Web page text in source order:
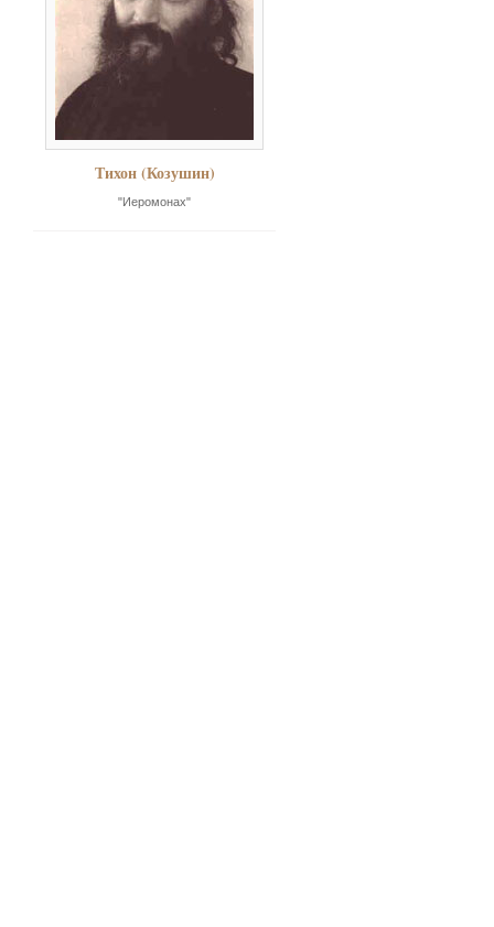
Тихон (Козушин)
"Иеромонах"